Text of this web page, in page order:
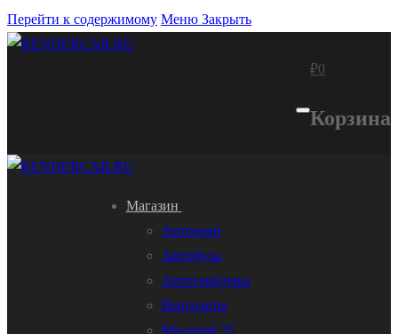
Перейти к содержимому Меню Закрыть
₽0
Корзина
Магазин
Автокран
Автобусы
Автогрейдеры
Вертолеты
Масштаб 35